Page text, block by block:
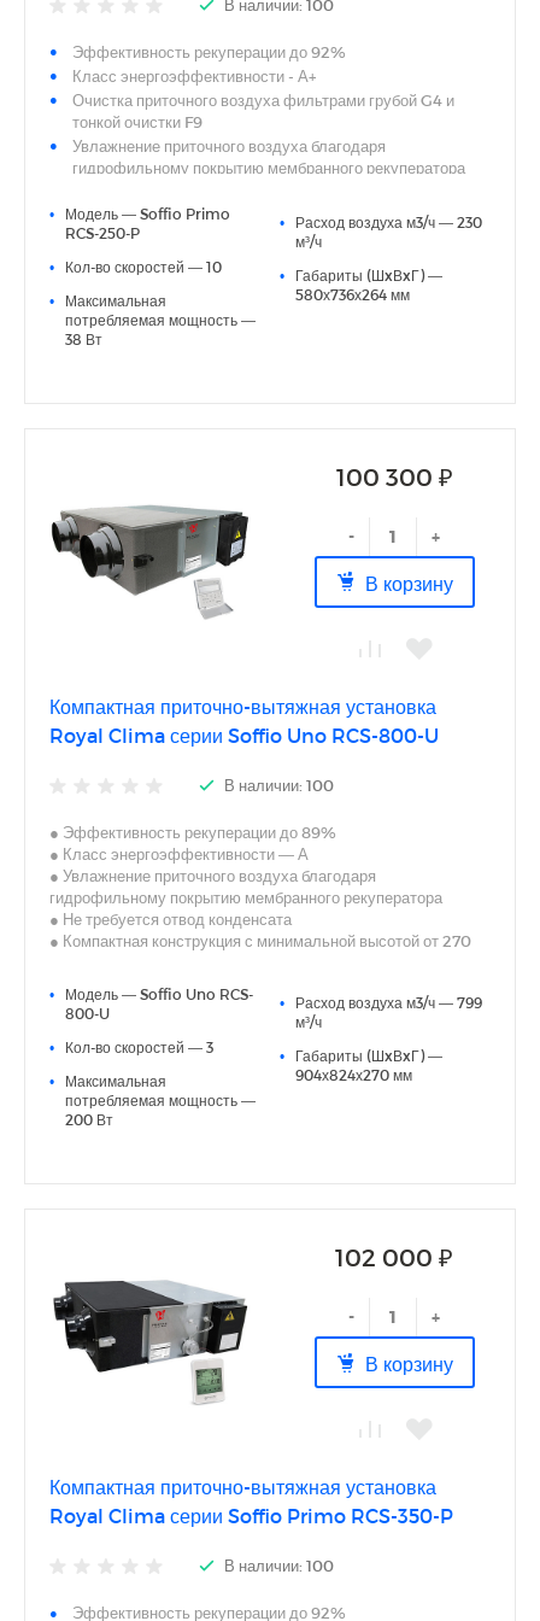
В наличии: 100
Эффективность рекуперации до 92%
Класс энергоэффективности - А+
Очистка приточного воздуха фильтрами грубой G4 и
тонкой очистки F9
Увлажнение приточного воздуха благодаря
гидрофильному покрытию мембранного рекуператора
Компактная конструкция с минимальной высотой от 264
мм
Универсальный монтаж - горизонтальный (стандартно
или в перевернутом положении) или вертикальный
Уровень шума - до 31.5 дБ(А)
Энергоэффективные многоскоростные DC-двигатели
Подключение к системе диспетчеризации через протокол
Возможность управления предварительным или
основным электрическим нагревателем
Система управления предусматривает специальные
режимы работы при низких температурах воздуха
Многоуровневый недельный таймер
•
Модель — Soffio Primo
RCS-250-P
•
Кол-во скоростей — 10
•
Максимальная
потребляемая мощность —
38 Вт
•
Расход воздуха м3/ч — 230
м³/ч
•
Габариты (ШxВxГ) —
580х736х264 мм
100 300 ₽
- +
В корзину
Компактная приточно-вытяжная установка
Royal Clima серии Soffio Uno RCS-800-U
В наличии: 100
● Эффективность рекуперации до 89%
● Класс энергоэффективности — А
● Увлажнение приточного воздуха благодаря
гидрофильному покрытию мембранного рекуператора
● Не требуется отвод конденсата
● Компактная конструкция с минимальной высотой от 270
● Универсальный монтаж — горизонтальный (стандартно
или в перевернутом положении) или вертикальный
● Минимальный уровень шума — от 29 дБ(А)
● Энергоэффективные 3-скоростные АС-двигатели
● Встроенная система автоматики с пультом управления в
комплекте
● Центролизованое управление внешними опциональными
режимы работы при низких температурах воздуха
● Многоуровневый недельный таймер
•
Модель — Soffio Uno RCS-
800-U
•
Кол-во скоростей — 3
•
Максимальная
потребляемая мощность —
200 Вт
•
Расход воздуха м3/ч — 799
м³/ч
•
Габариты (ШxВxГ) —
904х824х270 мм
102 000 ₽
- +
В корзину
Компактная приточно-вытяжная установка
Royal Clima серии Soffio Primo RCS-350-P
В наличии: 100
Эффективность рекуперации до 92%